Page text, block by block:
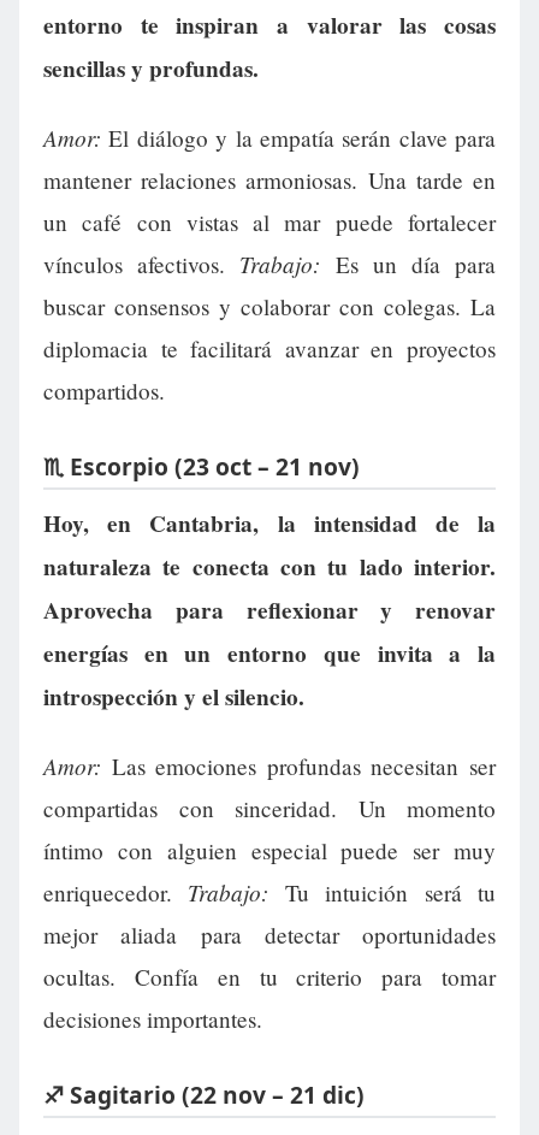
entorno te inspiran a valorar las cosas
sencillas y profundas.
Amor: El diálogo y la empatía serán clave para
mantener relaciones armoniosas. Una tarde en
un café con vistas al mar puede fortalecer
vínculos afectivos. Trabajo: Es un día para
buscar consensos y colaborar con colegas. La
diplomacia te facilitará avanzar en proyectos
compartidos.
♏ Escorpio (23 oct – 21 nov)
Hoy, en Cantabria, la intensidad de la
naturaleza te conecta con tu lado interior.
Aprovecha para reflexionar y renovar
energías en un entorno que invita a la
introspección y el silencio.
Amor: Las emociones profundas necesitan ser
compartidas con sinceridad. Un momento
íntimo con alguien especial puede ser muy
enriquecedor. Trabajo: Tu intuición será tu
mejor aliada para detectar oportunidades
ocultas. Confía en tu criterio para tomar
decisiones importantes.
♐ Sagitario (22 nov – 21 dic)